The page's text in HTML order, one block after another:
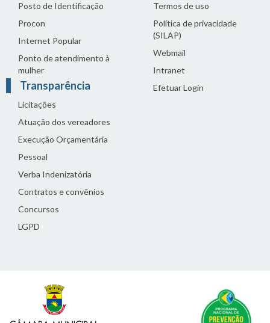
Posto de Identificação
Procon
Internet Popular
Ponto de atendimento à
mulher
Transparência
Licitações
Atuação dos vereadores
Execução Orçamentária
Pessoal
Verba Indenizatória
Contratos e convênios
Concursos
LGPD
Termos de uso
Política de privacidade
(SILAP)
Webmail
Intranet
Efetuar Login